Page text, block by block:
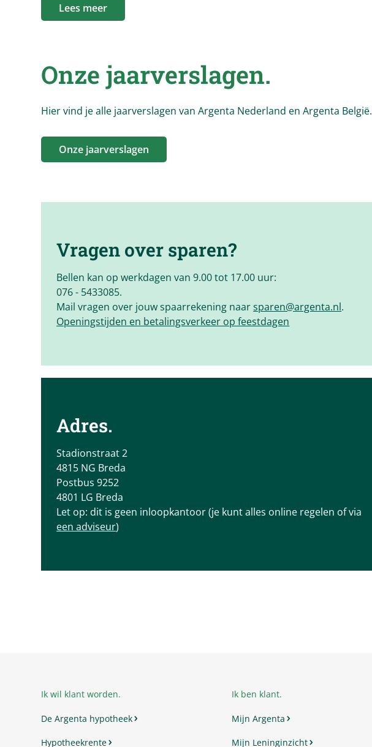
Lees meer
Onze jaarverslagen.
Hier vind je alle jaarverslagen van Argenta Nederland en Argenta België.
Onze jaarverslagen
Vragen over sparen?
Bellen kan op werkdagen van 9.00 tot 17.00 uur:
076 - 5433085.
Mail vragen over jouw spaarrekening naarsparen@argenta.nl.
Openingstijden en betalingsverkeer op feestdagen
Adres.
Stadionstraat 2
4815 NG Breda
Postbus 9252
4801 LG Breda
Let op: dit is geen inloopkantoor (je kunt alles online regelen of via
een adviseur)
Ik wil klant worden.
De Argenta hypotheek
Hypotheekrente
Ik ben klant.
Mijn Argenta
Mijn Leninginzicht